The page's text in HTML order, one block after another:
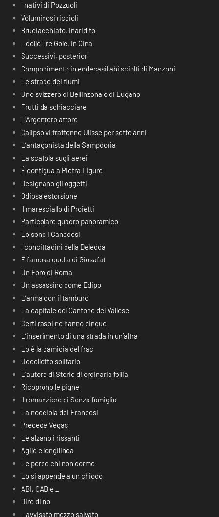
I nativi di Pozzuoli
Voluminosi riccioli
Bruciacchiato, inaridito
_ delle Tre Gole, in Cina
Successivi, posteriori
Componimento in endecasillabi sciolti di Manzoni
Le strade dei fiumi
Uno svizzero di Bellinzona o di Lugano
Frutti da schiacciare
L’Argentero attore
Calipso vi trattenne Ulisse per sette anni
L’antagonista della Sampdoria
La scatola sugli aerei
É contigua a Pietra Ligure
Designano gli oggetti
Odiosa estorsione
Il maresciallo di Proietti
Particolare quadro panoramico
Lo sono i Canadesi
I concittadini della Deledda
É famosa quella di Giosafat
Un Foro di Roma
Un assassino come Edipo
L’arma con il tamburo
La capitale del Cantone del Vallese
Certi rasoi ne hanno cinque
L’inserimento di una strada in un’altra
Lo è la camicia del frac
Uccelletto solitario
L’autore di Storie di ordinaria follia
Ricoprono le pigne
Il romanziere di Senza famiglia
La nocciola dei Francesi
Precede Vegas
Le alzano i rissanti
Agile e longilinea
Le perde chi non dorme
Lo si appende a un chiodo
ABI, CAB e _
Dire di no
_ avvisato mezzo salvato